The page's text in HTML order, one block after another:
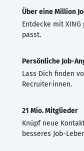
Über eine Million
Entdecke mit
passt.
Persönliche Job-
Lass Dich finden
Recruiter·innen.
21 Mio. Mitglieder
Knüpf neue
besseres Job-